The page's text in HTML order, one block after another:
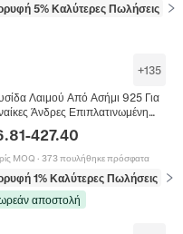
5% Καλύτερες Πωλήσεις σε
+135
Λαιμού Από Ασήμι 925 Για
Άνδρες Επιπλατινωμένη
Αλυσίδα Box Cuban
Κοσμήματα DIY
-427.40
MOQ · 373 πουλήθηκε πρόσφατα
1% Καλύτερες Πωλήσεις
σε
αποστολή